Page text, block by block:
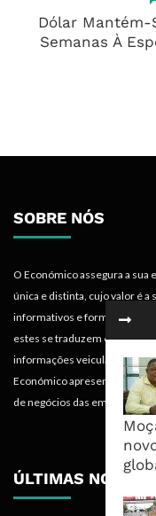
Dólar Mantém-
Semanas À
SOBRE NÓS
O Económico assegura a sua
única e distinta, cujo valor é a
informativos e formativos de
estes se traduzem em mais-
informações veiculadas nos
Económico apresenta
de negócios das empresas.
ÚLTIMAS NOTÍCIAS